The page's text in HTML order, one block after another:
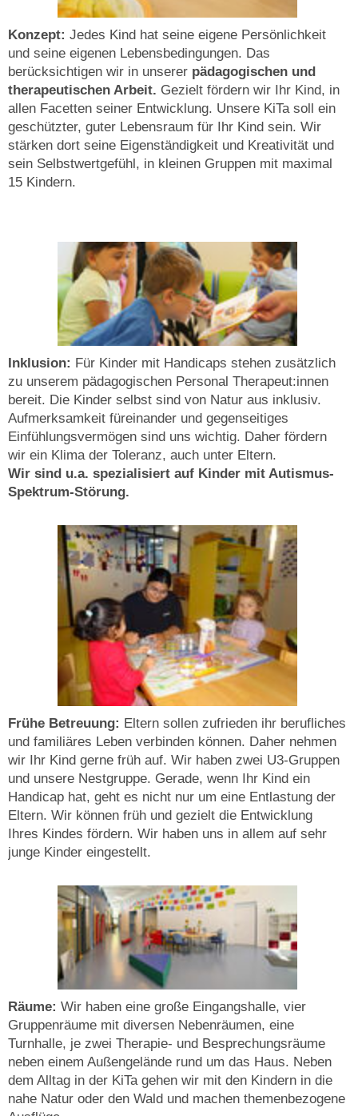
Konzept: Jedes Kind hat seine eigene Persönlichkeit
und seine eigenen Lebensbedingungen. Das
berücksichtigen wir in unserer pädagogischen und
therapeutischen Arbeit. Gezielt fördern wir Ihr Kind, in
allen Facetten seiner Entwicklung. Unsere KiTa soll ein
geschützter, guter Lebensraum für Ihr Kind sein. Wir
stärken dort seine Eigenständigkeit und Kreativität und
sein Selbstwertgefühl, in kleinen Gruppen mit maximal
15 Kindern.
Inklusion: Für Kinder mit Handicaps stehen zusätzlich
zu unserem pädagogischen Personal Therapeut:innen
bereit. Die Kinder selbst sind von Natur aus inklusiv.
Aufmerksamkeit füreinander und gegenseitiges
Einfühlungsvermögen sind uns wichtig. Daher fördern
wir ein Klima der Toleranz, auch unter Eltern.
Wir sind u.a. spezialisiert auf Kinder mit Autismus-
Spektrum-Störung.
Frühe Betreuung: Eltern sollen zufrieden ihr berufliches
und familiäres Leben verbinden können. Daher nehmen
wir Ihr Kind gerne früh auf. Wir haben zwei U3-Gruppen
und unsere Nestgruppe. Gerade, wenn Ihr Kind ein
Handicap hat, geht es nicht nur um eine Entlastung der
Eltern. Wir können früh und gezielt die Entwicklung
Ihres Kindes fördern. Wir haben uns in allem auf sehr
junge Kinder eingestellt.
Räume: Wir haben eine große Eingangshalle, vier
Gruppenräume mit diversen Nebenräumen, eine
Turnhalle, je zwei Therapie- und Besprechungsräume
neben einem Außengelände rund um das Haus. Neben
dem Alltag in der KiTa gehen wir mit den Kindern in die
nahe Natur oder den Wald und machen themenbezogene